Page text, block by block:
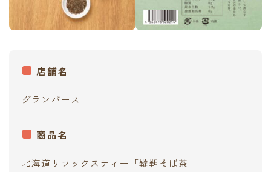
店舗名
グランバース
商品名
北海道リラックスティー「韃靼そば茶」